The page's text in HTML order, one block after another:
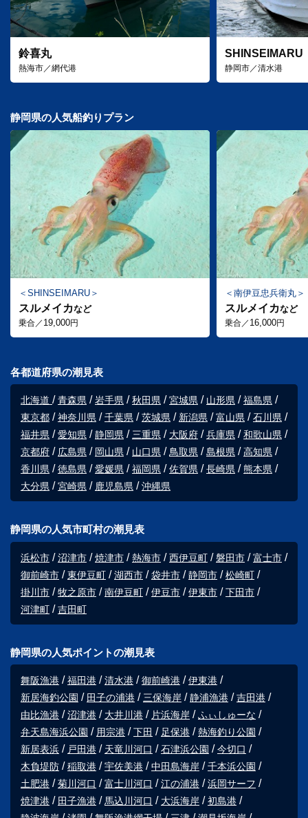
鈴喜丸
熱海市／網代港
SHINSEIMARU
静岡市／清水港
静岡県の人気船釣りプラン
SHINSEIMARU
スルメイカなど
乗合／ 19,000円
南伊豆忠兵衛丸
スルメイカなど
乗合／ 16,000円
各都道府県の潮見表
北海道 青森県 岩手県 秋田県 宮城県 山形県
福島県
東京都
神奈川県 千葉県 茨城県 新潟県 富山県
石川県
福井県
愛知県 静岡県 三重県 大阪府 兵庫県
和歌山県
京都府
広島県 岡山県 山口県 鳥取県 島根県
高知県
香川県
徳島県 愛媛県 福岡県 佐賀県 長崎県
熊本県
大分県
宮崎県 鹿児島県 沖縄県
静岡県の人気市町村の潮見表
浜松市 沼津市 焼津市 熱海市 西伊豆町 磐田市
富士市
御前崎市
東伊豆町 湖西市 袋井市 静岡市
松崎町
掛川市
牧之原市 南伊豆町 伊豆市 伊東市
下田市
河津町
吉田町
静岡県の人気ポイントの潮見表
舞阪漁港 福田港 清水港 御前崎港
伊東港
新居海釣公園
田子の浦港 三保海岸 静浦漁港
吉田港
由比漁港
沼津港 大井川港 片浜海岸
ふぃしゅーな
弁天島海浜公園
用宗港 下田 足保港
熱海釣り公園
新居表浜
戸田港 天竜川河口 石津浜公園
今切口
木負堤防
稲取港 宇佐美港 中田島海岸
千本浜公園
土肥港
菊川河口 富士川河口 江の浦港
浜岡サーフ
焼津港
田子漁港 馬込川河口 大浜海岸
初島港